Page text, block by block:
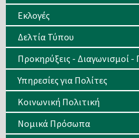
Eκλογές
Δελτία Τύπου
Προκηρύξεις - Διαγωνισμοί -
Υπηρεσίες για Πολίτες
Κοινωνική Πολιτική
Νομικά Πρόσωπα